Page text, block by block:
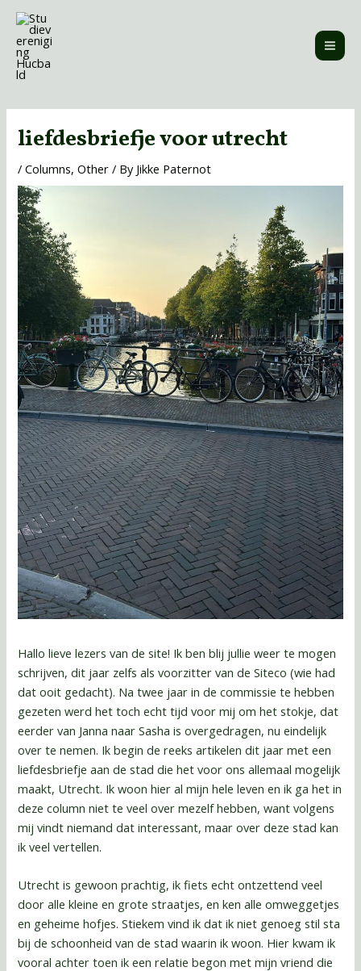
Skip
content
liefdesbriefje voor utrecht
/Columns,Other / By Jikke Paternot
Hallo lieve lezers van de site! Ik ben blij jullie weer te mogen
schrijven, dit jaar zelfs als voorzitter van de Siteco (wie had
dat ooit gedacht). Na twee jaar in de commissie te hebben
gezeten werd het toch echt tijd voor mij om het stokje, dat
eerder van Janna naar Sasha is overgedragen, nu eindelijk
over te nemen. Ik begin de reeks artikelen dit jaar met een
liefdesbriefje aan de stad die het voor ons allemaal mogelijk
maakt, Utrecht. Ik woon hier al mijn hele leven en ik ga het in
deze column niet te veel over mezelf hebben, want volgens
mij vindt niemand dat interessant, maar over deze stad kan
ik veel vertellen.
Utrecht is gewoon prachtig, ik fiets echt ontzettend veel
door alle kleine en grote straatjes, en ken alle omweggetjes
en geheime hofjes. Stiekem vind ik dat ik niet genoeg stil sta
bij de schoonheid van de stad waarin ik woon. Hier kwam ik
vooral achter toen ik een relatie begon met mijn vriend die